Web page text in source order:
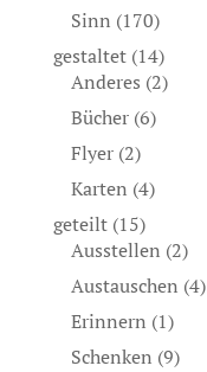
Sinn (170)
gestaltet(14)
Anderes (2)
Bücher(6)
Flyer(2)
Karten (4)
geteilt(15)
Ausstellen (2)
Austauschen (4)
Erinnern (1)
Schenken (9)